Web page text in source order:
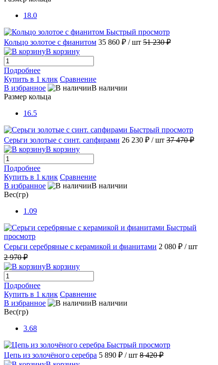
18.0
Быстрый просмотр
Кольцо золотое с фианитом 35 860 ₽ / шт 51 230 ₽
В корзину
Подробнее
Купить в 1 клик Сравнение
В избранное
В наличии
Размер кольца
16.5
Быстрый просмотр
Серьги золотые с синт. сапфирами 26 230 ₽ / шт 37 470 ₽
В корзину
Подробнее
Купить в 1 клик Сравнение
В избранное
В наличии
Вес(гр)
1.09
Быстрый
просмотр
Серьги серебряные с керамикой и фианитами 2 080 ₽ / шт
2 970 ₽
В корзину
Подробнее
Купить в 1 клик Сравнение
В избранное
В наличии
Вес(гр)
3.68
Быстрый просмотр
Цепь из золочёного серебра 5 890 ₽ / шт 8 420 ₽